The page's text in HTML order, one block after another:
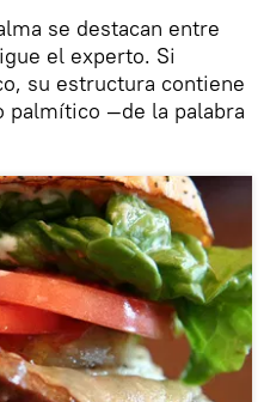
se destacan entre
el experto. Si
su estructura contiene
palmítico —de la palabra